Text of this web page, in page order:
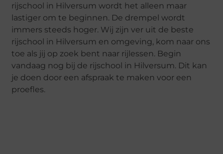
rijschool in Hilversum wordt het alleen maar
lastiger om te beginnen. De drempel wordt
immers steeds hoger. Wij zijn ver uit de beste
rijschool in Hilversum en omgeving, kom naar ons
toe als jij op zoek bent naar rijlessen. Begin
vandaag nog bij de rijschool in Hilversum. Dit kan
je doen door een afspraak te maken voor een
proefles.